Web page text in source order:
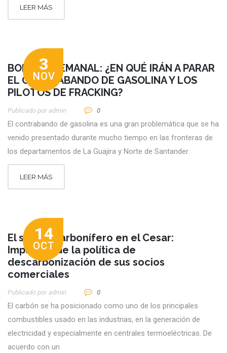
LEER MÁS
3
NOV
BOLETÍN SEMANAL: ¿EN QUÉ IRÁN A PARAR
EL CONTRABANDO DE GASOLINA Y LOS
PILOTOS DE FRACKING?
Publicado por Admin 0
El contrabando de gasolina es una gran problemática que se ha
venido presentado durante mucho tiempo en las fronteras de
los departamentos de La Guajira y Norte de Santander
LEER MÁS
14
OCT
El sector carbonífero en el Cesar:
Impactos de la política de
descarbonización de sus socios
comerciales
Publicado por Admin 0
El carbón se ha posicionado como uno de los principales
combustibles usado en las industrias, en la generación de
electricidad y especialmente en centrales termoeléctricas. De
acuerdo con un